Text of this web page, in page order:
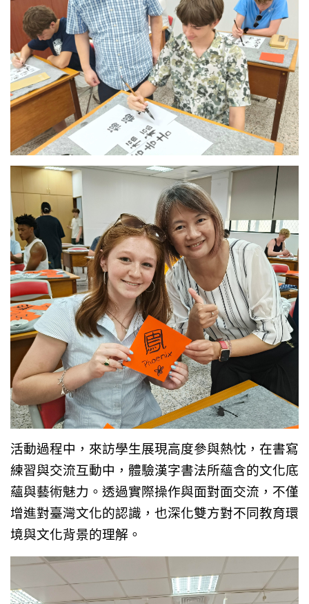
活動過程中，來訪學生展現高度參與熱忱，在書寫
練習與交流互動中，體驗漢字書法所蘊含的文化底
蘊與藝術魅力。透過實際操作與面對面交流，不僅
增進對臺灣文化的認識，也深化雙方對不同教育環
境與文化背景的理解。